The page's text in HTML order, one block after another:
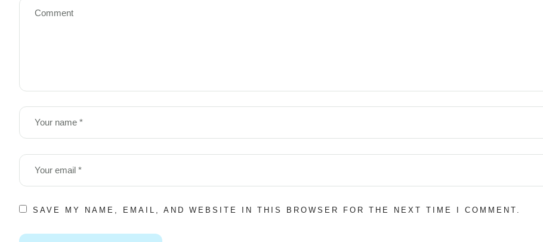
SAVE MY NAME, EMAIL, AND WEBSITE IN THIS BROWSER FOR THE NEXT TIME I COMMENT.